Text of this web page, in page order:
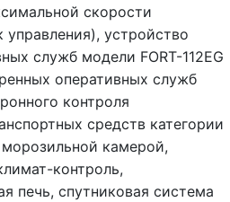
скорости
устройство
служб модели FORT-112EG
оперативных служб
контроля
средств категории
камерой,
контроль,
печь, спутниковая система